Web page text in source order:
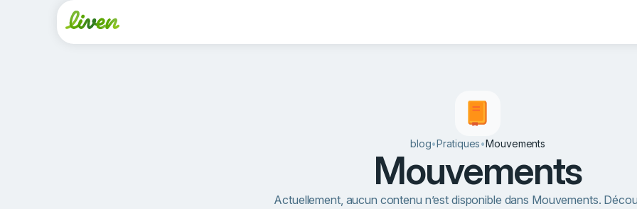
blog•Pratiques•Mouvements
Mouvements
Actuellement, aucun contenu n’est disponible dans Mouvements.